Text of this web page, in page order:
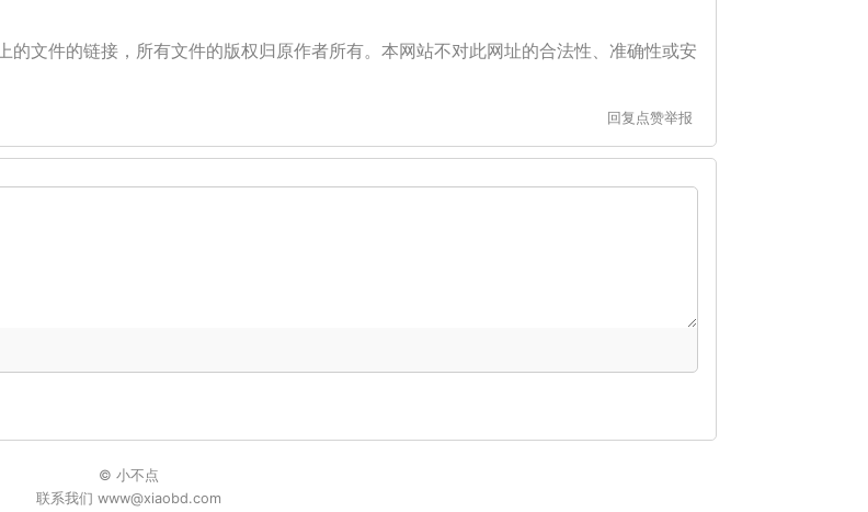
文件的链接，所有文件的版权归原作者所有。本网站不对此网址的合法性、准确性或安
回复 点赞举报
© 小不点
联系我们 www@xiaobd.com